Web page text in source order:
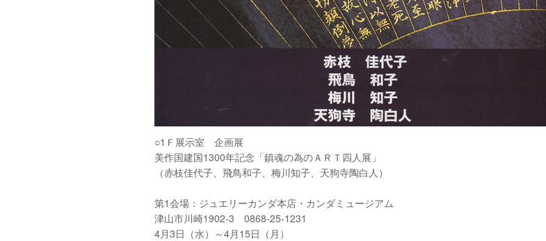
○1Ｆ展示室 企画展
美作国建国1300年記念「鎮魂の為のＡＲＴ四人展」
（赤枝佳代子、飛鳥和子、梅川知子、天狗寺陶白人）
第1会場：ジュエリーカンダ本店・カンダミュージアム
津山市川崎1902-3 0868-25-1231
4月3日（水）～4月15日（月）